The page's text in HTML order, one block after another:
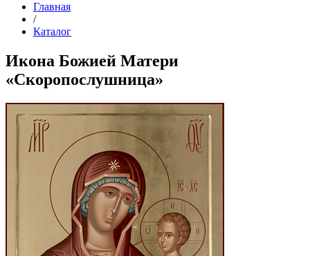
Главная
/
Каталог
Икона Божией Матери
«Скоропослушница»